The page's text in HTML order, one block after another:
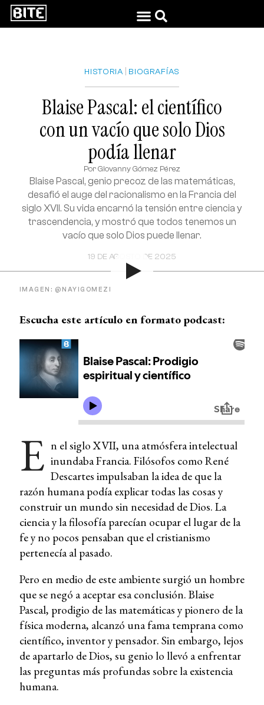
HISTORIA BIOGRAFÍAS
Blaise Pascal: el científico
con un vacío que solo Dios
podía llenar
Por Giovanny Gómez Pérez
19 DE AGOSTO DE 2025
Blaise Pascal, genio precoz de las matemáticas,
desafió el auge del racionalismo en la Francia del
siglo XVII. Su vida encarnó la tensión entre ciencia y
trascendencia, y mostró que todos tenemos un
vacío que solo Dios puede llenar.
IMAGEN: @NAYIGOMEZI
Escucha este artículo en formato podcast:
E n el siglo XVII, una atmósfera intelectual
inundaba Francia. Filósofos como René
Descartes impulsaban la idea de que la
razón humana podía explicar todas las cosas y
construir un mundo sin necesidad de Dios. La
ciencia y la filosofía parecían ocupar el lugar de la
fe y no pocos pensaban que el cristianismo
pertenecía al pasado.
Pero en medio de este ambiente surgió un hombre
que se negó a aceptar esa conclusión. Blaise
Pascal, prodigio de las matemáticas y pionero de la
física moderna, alcanzó una fama temprana como
científico, inventor y pensador. Sin embargo, lejos
de apartarlo de Dios, su genio lo llevó a enfrentar
las preguntas más profundas sobre la existencia
humana.